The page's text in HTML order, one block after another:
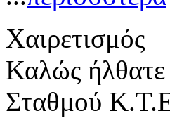
Χαιρετισμός
Καλώς ήλθατε
Σταθμού